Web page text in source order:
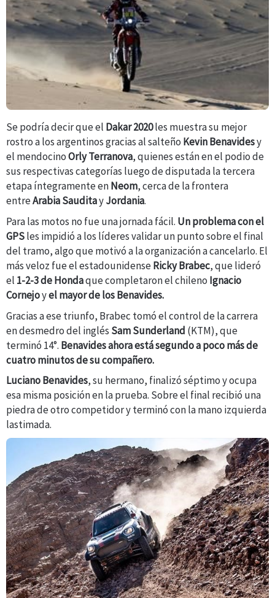
Se podría decir que el Dakar 2020les muestra su mejor
rostro a los argentinos gracias al salteño Kevin Benavidesy
el mendocinoOrly Terranova, quienes están en el podio de
sus respectivas categorías luego de disputada la tercera
etapa íntegramente enNeom, cerca de la frontera
entreArabia SauditayJordania.
Para las motos no fue una jornada fácil. Un problema con el
GPSles impidió a los líderes validar un punto sobre el final
del tramo, algo que motivó a la organización a cancelarlo. El
más veloz fue el estadounidenseRicky Brabec, que lideró
el 1-2-3 de Hondaque completaron el chileno Ignacio
Cornejoyel mayor de los Benavides.
Gracias a ese triunfo, Brabec tomó el control de la carrera
en desmedro del inglés Sam Sunderland (KTM), que
terminó 14°. Benavides ahora está segundo a poco más de
cuatro minutos de su compañero.
Luciano Benavides, su hermano, finalizó séptimo y ocupa
esa misma posición en la prueba. Sobre el final recibió una
piedra de otro competidor y terminó con la mano izquierda
lastimada.